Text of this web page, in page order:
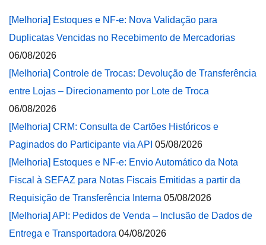
[Melhoria] Estoques e NF-e: Nova Validação para
Duplicatas Vencidas no Recebimento de Mercadorias
06/08/2026
[Melhoria] Controle de Trocas: Devolução de Transferência
entre Lojas – Direcionamento por Lote de Troca
06/08/2026
[Melhoria] CRM: Consulta de Cartões Históricos e
Paginados do Participante via API 05/08/2026
[Melhoria] Estoques e NF-e: Envio Automático da Nota
Fiscal à SEFAZ para Notas Fiscais Emitidas a partir da
Requisição de Transferência Interna 05/08/2026
[Melhoria] API: Pedidos de Venda – Inclusão de Dados de
Entrega e Transportadora 04/08/2026